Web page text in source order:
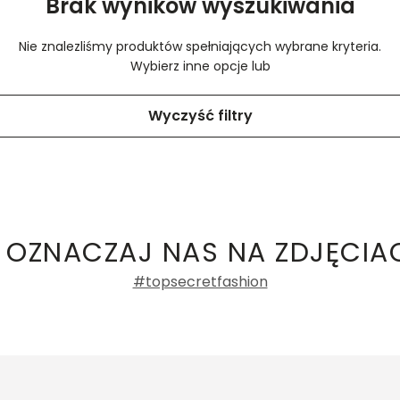
Nie znalezliśmy produktów spełniających wybrane kryteria.
Wybierz inne opcje lub
Wyczyść filtry
NAS NA
#topsecretfashion